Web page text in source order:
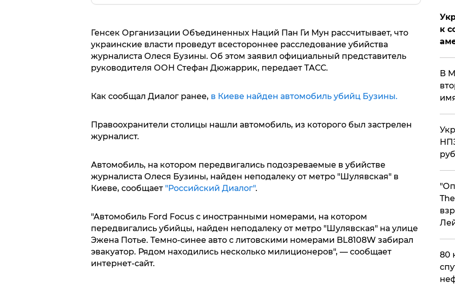
Генсек Организации Объединенных Наций Пан Ги Мун рассчитывает, что
украинские власти проведут всестороннее расследование убийства
журналиста Олеся Бузины. Об этом заявил официальный представитель
руководителя ООН Стефан Дюжаррик, передает ТАСС.
Как сообщал Диалог ранее, в Киеве найден автомобиль убийц Бузины.
Правоохранители столицы нашли автомобиль, из которого был застрелен
журналист.
Автомобиль, на котором передвигались подозреваемые в убийстве
журналиста Олеся Бузины, найден неподалеку от метро "Шулявская" в
Киеве, сообщает "Российский Диалог".
"Автомобиль Ford Focus с иностранными номерами, на котором
передвигались убийцы, найден неподалеку от метро "Шулявская" на улице
Эжена Потье. Темно-синее авто с литовскими номерами BL8108W забирал
эвакуатор. Рядом находились несколько милиционеров", — сообщает
интернет-сайт.
к
В
80